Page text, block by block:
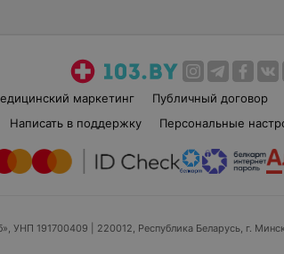
маркетинг Публичный договор
Написать в поддержку Персональные
УНП 191700409 | 220012, Республика Беларусь, г.